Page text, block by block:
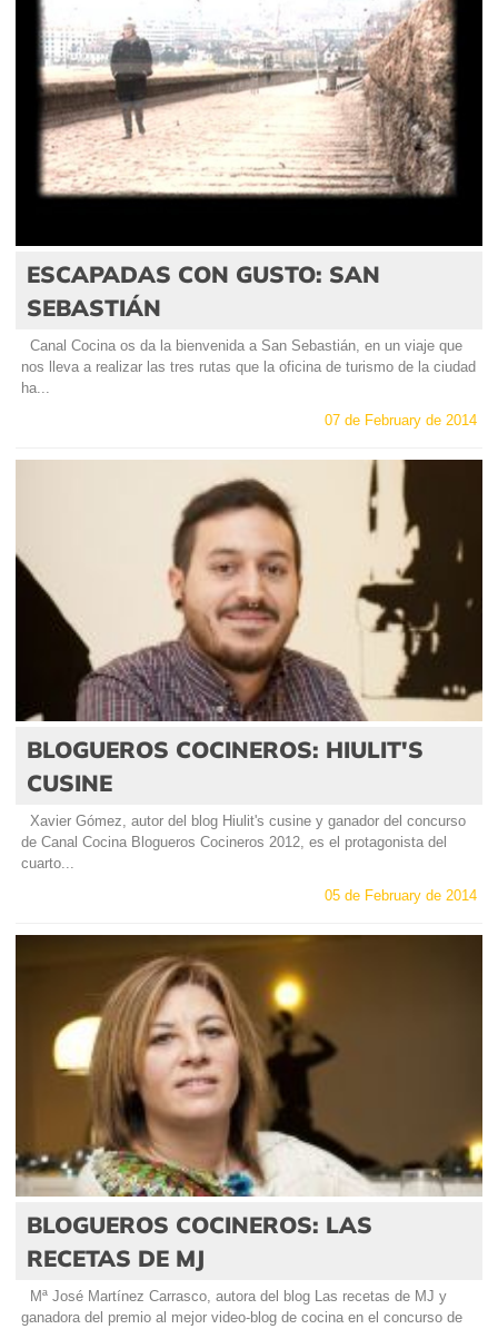
ESCAPADAS CON GUSTO: SAN
SEBASTIÁN
Canal Cocina os da la bienvenida a San Sebastián, en un viaje que
nos lleva a realizar las tres rutas que la oficina de turismo de la ciudad
ha...
07 de February de 2014
BLOGUEROS COCINEROS: HIULIT'S
CUSINE
Xavier Gómez, autor del blog Hiulit's cusine y ganador del concurso
de Canal Cocina Blogueros Cocineros 2012, es el protagonista del
cuarto...
05 de February de 2014
BLOGUEROS COCINEROS: LAS
RECETAS DE MJ
Mª José Martínez Carrasco, autora del blog Las recetas de MJ y
ganadora del premio al mejor video-blog de cocina en el concurso de